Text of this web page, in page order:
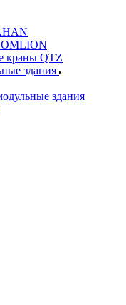
краны QTZ
здания
здания